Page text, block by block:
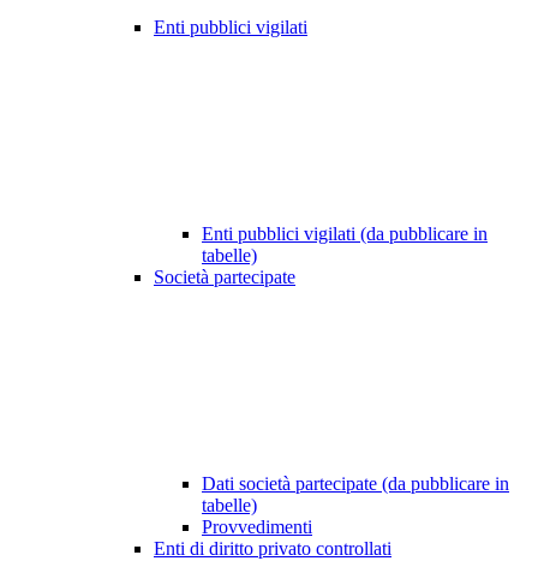
Enti pubblici vigilati
Enti pubblici vigilati (da pubblicare in
tabelle)
Società partecipate
Dati società partecipate (da pubblicare in
tabelle)
Provvedimenti
Enti di diritto privato controllati